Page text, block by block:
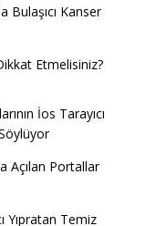
Bulaşıcı Kanser
Etmelisiniz?
İos Tarayıcı
Söylüyor
Açılan Portallar
Yıpratan Temiz